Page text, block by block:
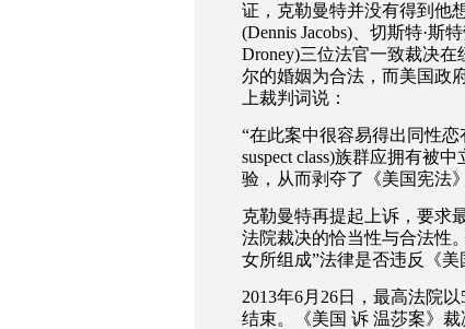
证，克勒曼特并没有得到他
(Dennis Jacobs)、切斯特·斯
Droney)三位法官一致裁决在
尔的婚姻为合法，而美国政
上裁判词说：
“在此案中很容易得出同性
suspect class)族群应拥有被中
验，从而剥夺了《美国宪法
克勒曼特再提起上诉，要求
法院裁决的恰当性与合法性。
女所组成”法律是否违反《美
2013年6月 26日，最高法院以
结束。《美国 诉 温莎案》